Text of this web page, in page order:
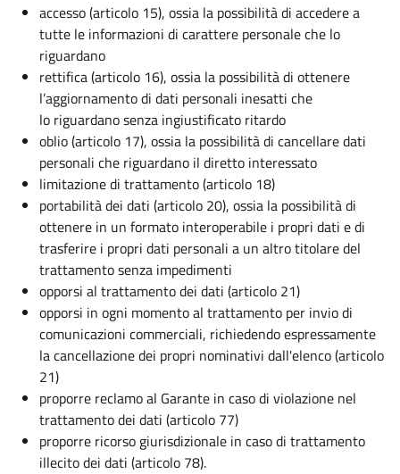
accesso (articolo 15), ossia la possibilità di accedere a
tutte le informazioni di carattere personale che lo
riguardano
rettifica (articolo 16), ossia la possibilità di ottenere
l’aggiornamento di dati personali inesatti che
lo riguardano senza ingiustificato ritardo
oblio (articolo 17), ossia la possibilità di cancellare dati
personali che riguardano il diretto interessato
limitazione di trattamento (articolo 18)
portabilità dei dati (articolo 20), ossia la possibilità di
ottenere in un formato interoperabile i propri dati e di
trasferire i propri dati personali a un altro titolare del
trattamento senza impedimenti
opporsi al trattamento dei dati (articolo 21)
opporsi in ogni momento al trattamento per invio di
comunicazioni commerciali, richiedendo espressamente
la cancellazione dei propri nominativi dall'elenco (articolo
21)
proporre reclamo al Garante in caso di violazione nel
trattamento dei dati (articolo 77)
proporre ricorso giurisdizionale in caso di trattamento
illecito dei dati (articolo 78).